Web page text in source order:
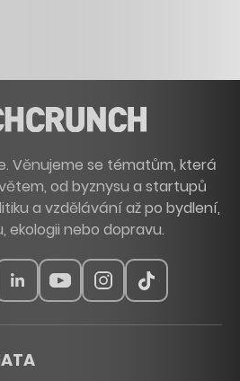
Věnujeme se tématům, která
od byznysu a startupů
a vzdělávání až po bydlení,
ekologii nebo dopravu.